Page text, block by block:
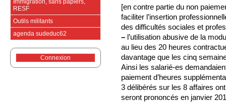
[en contre partie du non
faciliter l’insertion
des difficultés sociales et
– l’utilisation abusive de la
au lieu des 20 heures
davantage que les cinq
Ainsi les salarié-es
paiement d’heures
3 délibérés sur les 8 affaires
seront prononcés en janvier
Immigration, sans papiers,
RESF
Outils militants
agenda sudeduc62
Connexion